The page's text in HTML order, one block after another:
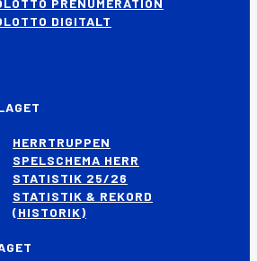
PRENUMERATION
DIGITALT
HERRTRUPPEN
SPELSCHEMA HERR
STATISTIK 25/26
STATISTIK & REKORD
(HISTORIK)